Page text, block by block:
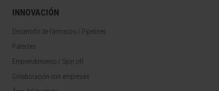
INNOVACIÓN
Desarrollo de fármacos / Pipelines
Patentes
Emprendimiento / Spin off
Colaboración con empresas